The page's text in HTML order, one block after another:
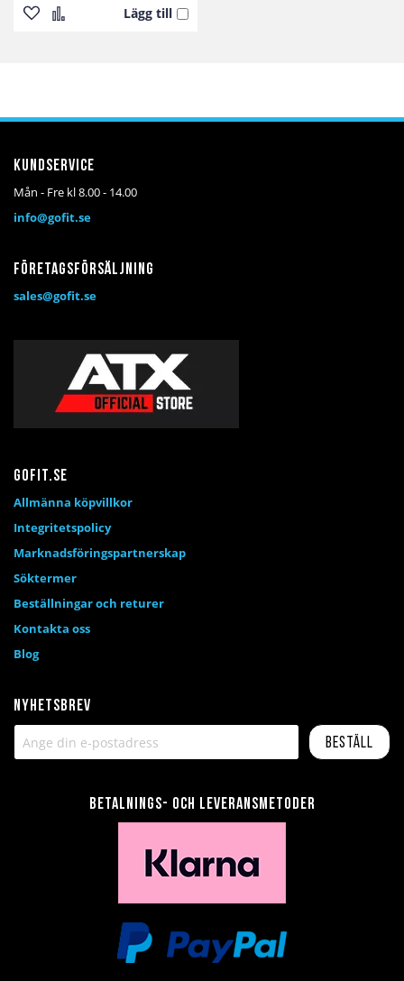
Lägg till
Lägg Lägg
Nyhetsbrev
Beställ
Kundservice
Mån - Fre kl 8.00 - 14.00
info@gofit.se
Företagsförsäljning
sales@gofit.se
Betalnings- och leveransmetoder
Gofit.se
Allmänna köpvillkor
Integritetspolicy
Marknadsföringspartnerskap
Söktermer
Beställningar och returer
Kontakta oss
Blog